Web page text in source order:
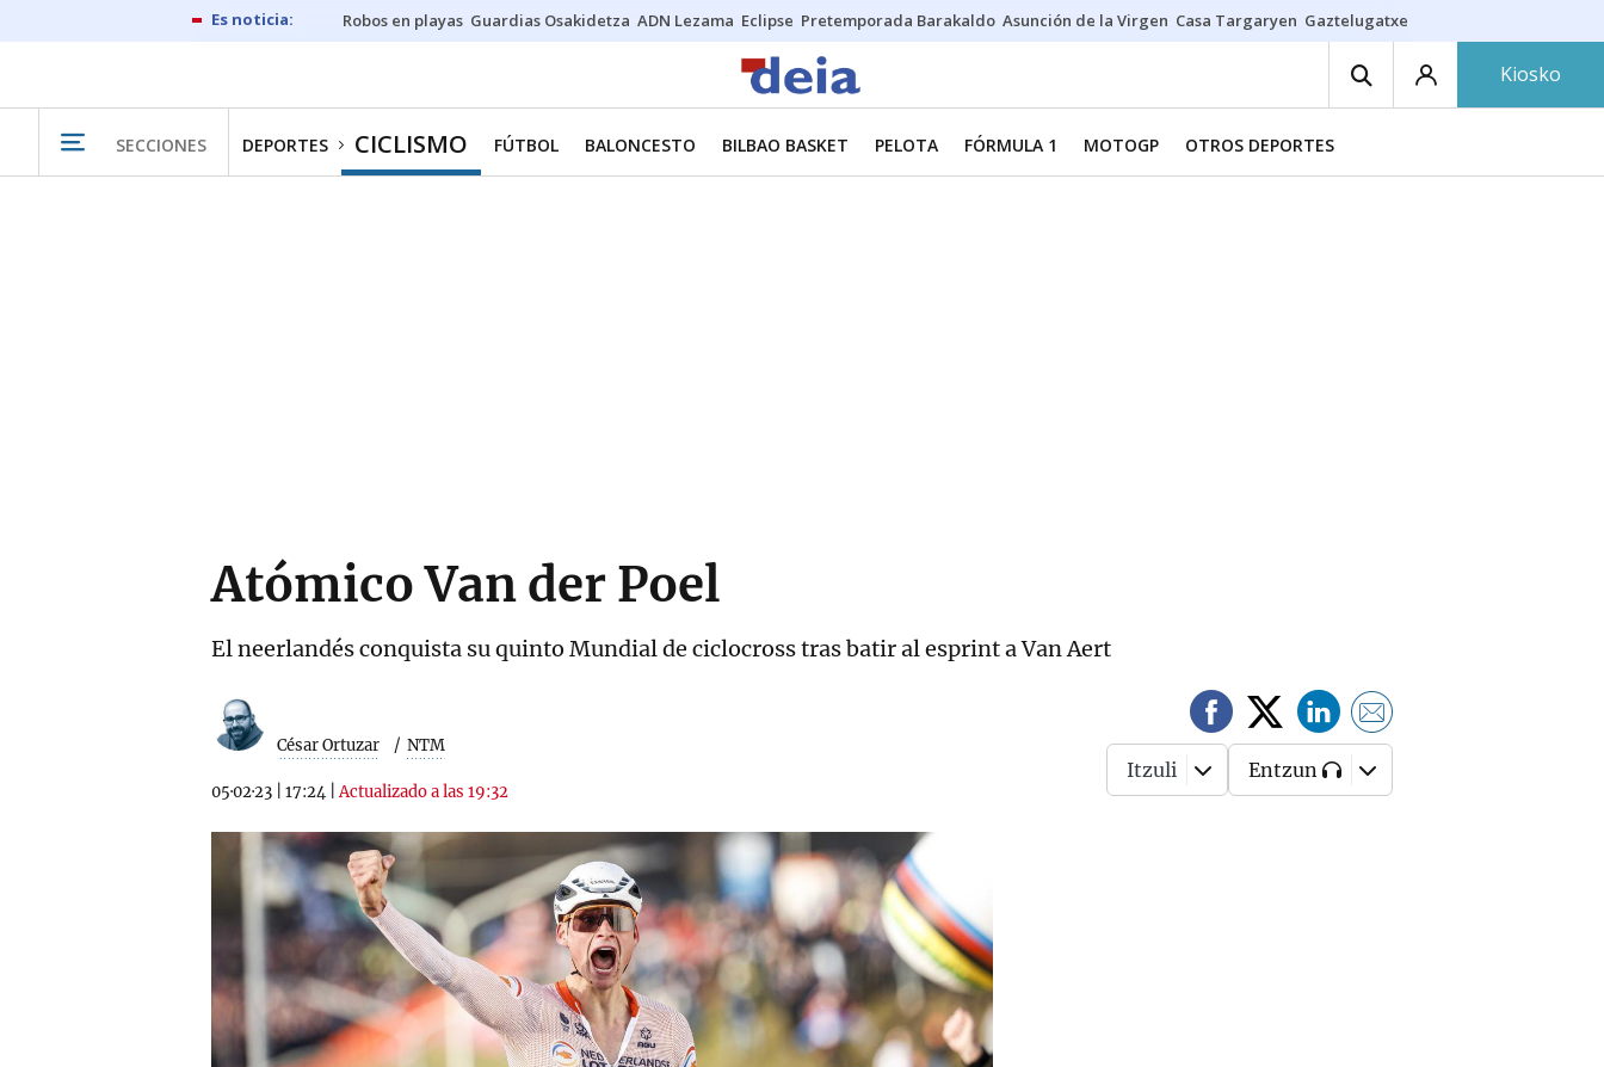
Robos en playas Guardias Osakidetza ADN Lezama Eclipse Pretemporada Barakaldo Asunción de la Virgen Casa Targaryen Gaztelugatxe
Kiosko
SECCIONES DEPORTES CICLISMO FÚTBOL BALONCESTO BILBAO BASKET PELOTA FÓRMULA 1 MOTOGP OTROS DEPORTES
Atómico Van der Poel
El neerlandés conquista su quinto Mundial de ciclocross tras batir al esprint a Van Aert
César Ortuzar NTM
05·02·23 17:24 |Actualizado a las 19:32
Itzuli Entzun